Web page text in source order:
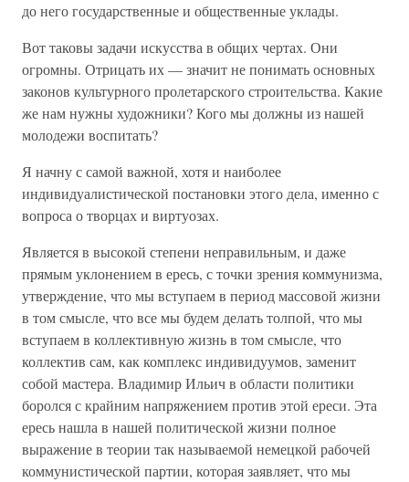
до него государственные и общественные уклады.
Вот таковы задачи искусства в общих чертах. Они
огромны. Отрицать их — значит не понимать основных
законов культурного пролетарского строительства. Какие
же нам нужны художники? Кого мы должны из нашей
молодежи воспитать?
Я начну с самой важной, хотя и наиболее
индивидуалистической постановки этого дела, именно с
вопроса о творцах и виртуозах.
Является в высокой степени неправильным, и даже
прямым уклонением в ересь, с точки зрения коммунизма,
утверждение, что мы вступаем в период массовой жизни
в том смысле, что все мы будем делать толпой, что мы
вступаем в коллективную жизнь в том смысле, что
коллектив сам, как комплекс индивидуумов, заменит
собой мастера. Владимир Ильич в области политики
боролся с крайним напряжением против этой ереси. Эта
ересь нашла в нашей политической жизни полное
выражение в теории так называемой немецкой рабочей
коммунистической партии, которая заявляет, что мы